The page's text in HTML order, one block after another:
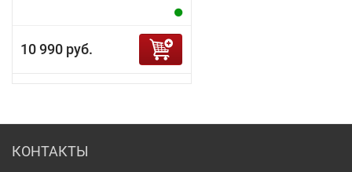
10 990 руб.
КОНТАКТЫ